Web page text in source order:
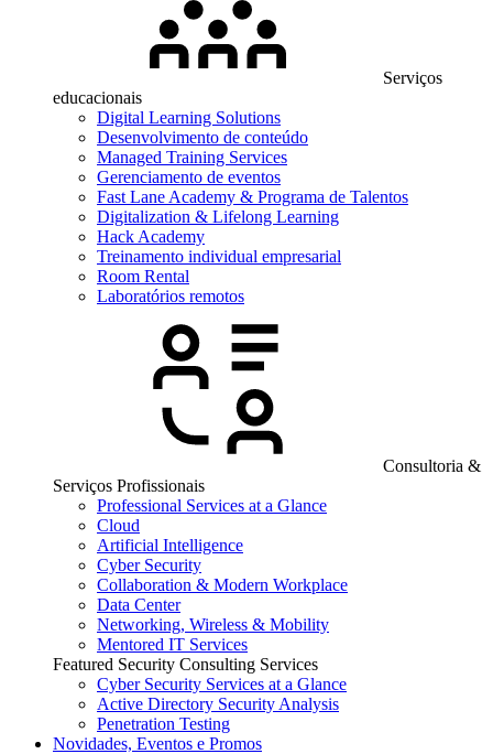
Serviços
educacionais
Digital Learning Solutions
Desenvolvimento de conteúdo
Managed Training Services
Gerenciamento de eventos
Fast Lane Academy & Programa de Talentos
Digitalization & Lifelong Learning
Hack Academy
Treinamento individual empresarial
Room Rental
Laboratórios remotos
Consultoria &
Serviços Profissionais
Professional Services at a Glance
Cloud
Artificial Intelligence
Cyber Security
Collaboration & Modern Workplace
Data Center
Networking, Wireless & Mobility
Mentored IT Services
Featured Security Consulting Services
Cyber Security Services at a Glance
Active Directory Security Analysis
Penetration Testing
Novidades, Eventos e Promos